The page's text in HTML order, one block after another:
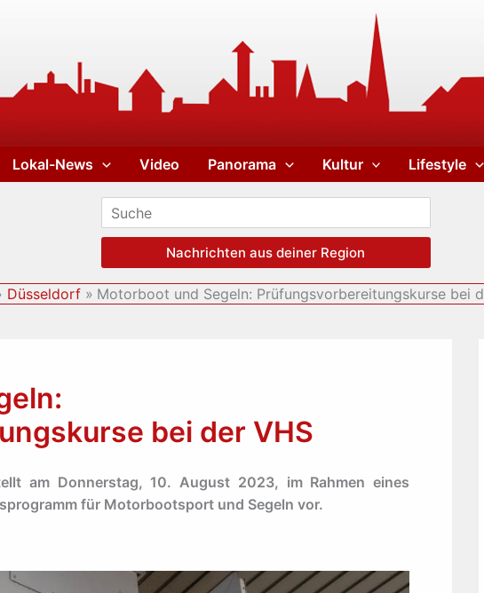
Lokal-News Video Panorama Kultur Lifestyle
Nachrichten aus deiner Region
Düsseldorf Motorboot und Segeln: Prüfungsvorbereitungskurse bei
bei der VHS
am Donnerstag, 10. August 2023, im Rahmen eines
für Motorbootsport und Segeln vor.